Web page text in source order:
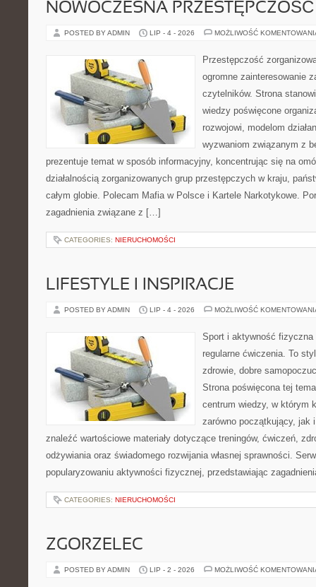
NOWOCZESNA PRZESTĘPCZOŚĆ
POSTED BY ADMIN LIP - 4 - 2026 MOŻLIWOŚĆ
Przestępczość
ogromne zainteresowanie
czytelników. Strona
wiedzy poświęcone
rozwojowi, modelom
wyzwaniom związanym z
prezentuje temat w sposób informacyjny, koncentrując się na
działalnością zorganizowanych grup przestępczych w kraju,
całym globie. Polecam Mafia w Polsce i Kartele Narkotykowe.
zagadnienia związane z […]
CATEGORIES: NIERUCHOMOŚCI
LIFESTYLE I INSPIRACJE
POSTED BY ADMIN LIP - 4 - 2026 MOŻLIWOŚĆ
Sport i aktywność
regularne ćwiczenia. To
zdrowie, dobre
Strona poświęcona tej
centrum wiedzy, w którym
zarówno początkujący, jak
znaleźć wartościowe materiały dotyczące treningów, ćwiczeń,
odżywiania oraz świadomego rozwijania własnej sprawności.
popularyzowaniu aktywności fizycznej, przedstawiając
CATEGORIES: NIERUCHOMOŚCI
ZGORZELEC
POSTED BY ADMIN LIP - 2 - 2026 MOŻLIWOŚĆ